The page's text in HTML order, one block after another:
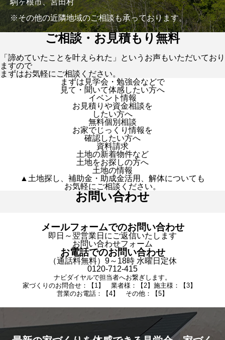
※その他の近隣地域のご相談も承っております。
ご相談・お見積もり無料
「諦めていたことを叶えられた」というお声もいただいており
ますので
まずはお気軽にご相談ください。
まずは見学会・勉強会などで
見て・聞いて体感したい方へ
イベント情報
お見積りや資金相談を
したい方へ
無料個別相談
お家でじっくり情報を
確認したい方へ
資料請求
土地の新着物件など
土地をお探しの方へ
土地の情報
▲土地探し、補助金・助成金活用、解体についても
お気軽にご相談ください。
お問い合わせ
メールフォームでのお問い合わせ
即日～翌営業日にご返信いたします
お問い合わせフォーム
お電話でのお問い合わせ
（通話料無料）9～18時 水曜日定休
0120-712-415
ナビダイヤルで担当者へお繋ぎします。
家づくりのお問合せ：【1】 業者様：【2】施主様：【3】
営業のお電話：【4】 その他：【5】